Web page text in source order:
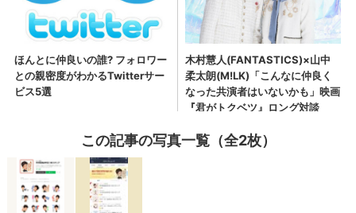
この記事の写真一覧（全2枚）